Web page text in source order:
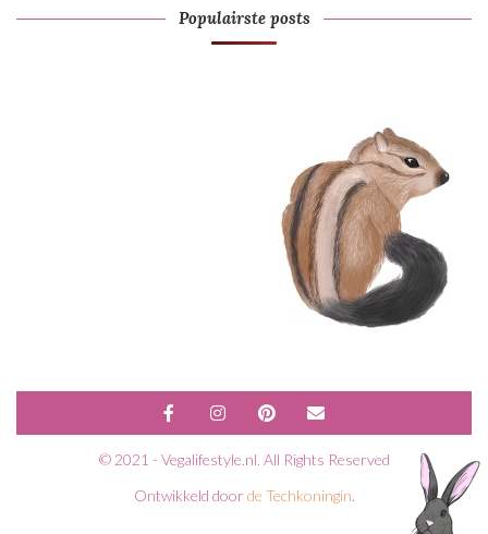
Populairste posts
© 2021 - Vegalifestyle.nl. All Rights Reserved
Ontwikkeld door de Techkoningin.